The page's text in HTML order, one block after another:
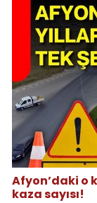
Afyon’daki o
kaza sayısı!